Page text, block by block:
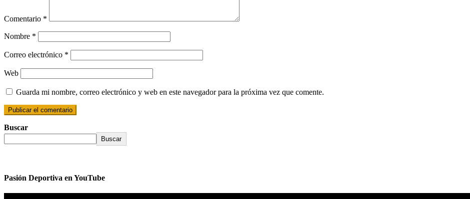
Comentario *
Nombre *
Correo electrónico *
Web
Guarda mi nombre, correo electrónico y web en este navegador para la próxima vez que comente.
Buscar
Buscar
Pasión Deportiva en YouTube